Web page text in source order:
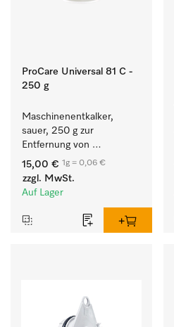
ProCare Universal 81 C -
250 g
Maschinenentkalker,
sauer, 250 g zur
Entfernung von
hartnäckigen
Kalkablagerungen.
15,00 € 1g = 0,06 €
zzgl. MwSt.
Auf Lager